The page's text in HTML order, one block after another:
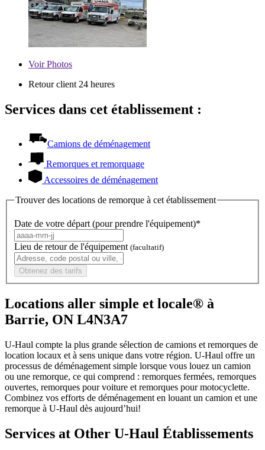
VoirPhotos
Retour client 24 heures
Services dans cet établissement :
Camions de déménagement
Remorques et remorquage
Accessoires de déménagement
Trouver des locations de remorque à cet établissement
Date de votre départ (pour prendre l'équipement)*
Lieu de retour de l'équipement (facultatif)
Obtenez des tarifs
Locations aller simple et locale® à
Barrie, ON L4N3A7
U-Haul compte la plus grande sélection de camions et remorques de
location locaux et à sens unique dans votre région. U-Haul offre un
processus de déménagement simple lorsque vous louez un camion
ou une remorque, ce qui comprend : remorques fermées, remorques
ouvertes, remorques pour voiture et remorques pour motocyclette.
Combinez vos efforts de déménagement en louant un camion et une
remorque à U-Haul dès aujourd’hui!
Services at Other U-Haul Établissements